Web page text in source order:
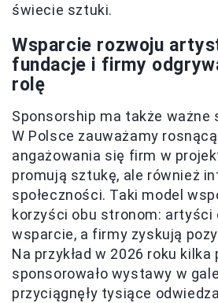
świecie sztuki.
Wsparcie rozwoju
fundacje i firmy
rolę
Sponsorship ma także ważne
W Polsce zauważamy
angażowania się firm w
promują sztukę, ale również
społeczności. Taki model
korzyści obu stronom: artyści
wsparcie, a firmy zyskują
Na przykład w 2026 roku
sponsorowało wystawy w
przyciągnęły tysiące